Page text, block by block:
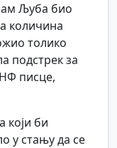
Љуба био
количина
толико
подстрек за
писце,
који би
у стању да се